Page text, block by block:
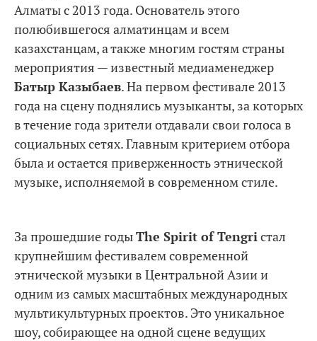
Алматы с 2013 года. Основатель этого
полюбившегося алматинцам и всем
казахстанцам, а также многим гостям страны
мероприятия — известный медиаменеджер
Батыр Казыбаев. На первом фестивале 2013
года на сцену поднялись музыканты, за которых
в течение года зрители отдавали свои голоса в
социальных сетях. Главным критерием отбора
была и остается приверженность этнической
музыке, исполняемой в современном стиле.
За прошедшие годыThe Spirit of Tengriстал
крупнейшим фестивалем современной
этнической музыки в Центральной Азии и
одним из самых масштабных международных
мультикультурных проектов. Это уникальное
шоу, собирающее на одной сцене ведущих